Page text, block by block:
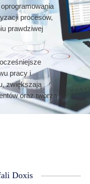
procesów,
prawdziwej
pracy i
zwiększają
oraz tworzą
Doxis